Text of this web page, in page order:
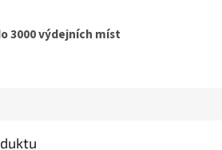
3000 výdejních míst